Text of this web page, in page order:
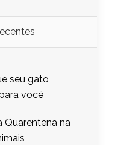
seu gato
você
Quarentena na